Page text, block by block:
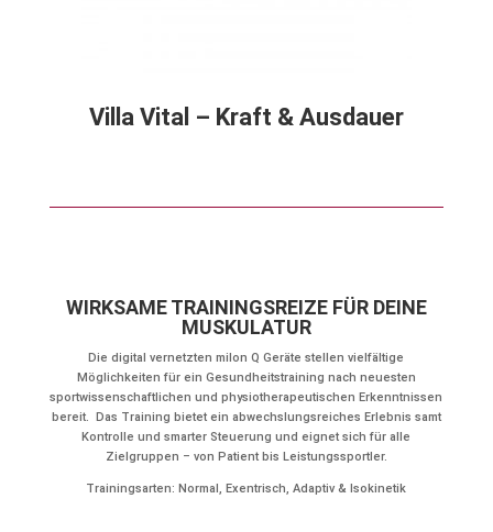
Villa Vital – Kraft & Ausdauer
WIRKSAME TRAININGSREIZE FÜR DEINE
MUSKULATUR
Die digital vernetzten milon Q Geräte stellen vielfältige
Möglichkeiten für ein Gesundheitstraining nach neuesten
sportwissenschaftlichen und physiotherapeutischen Erkenntnissen
bereit. Das Training bietet ein abwechslungsreiches Erlebnis samt
Kontrolle und smarter Steuerung und eignet sich für alle
Zielgruppen – von Patient bis Leistungssportler.
Trainingsarten: Normal, Exentrisch, Adaptiv & Isokinetik